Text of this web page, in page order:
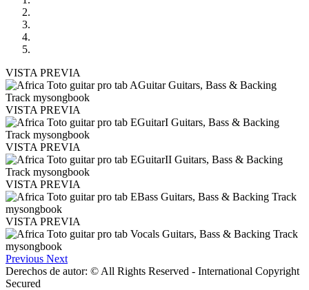
VISTA PREVIA
VISTA PREVIA
VISTA PREVIA
VISTA PREVIA
VISTA PREVIA
Previous Next
Derechos de autor: © All Rights Reserved - International Copyright
Secured